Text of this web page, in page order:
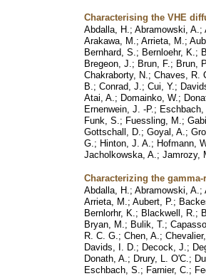
Characterising the VHE
Abdalla, H. ; Abramowski, A. ;
Arakawa, M. ; Arrieta, M. ;
Bernhard, S. ; Bernloehr, K. ;
Bregeon, J. ; Brun, F. ; Brun,
Chakraborty, N. ; Chaves, R.
B. ; Conrad, J. ; Cui, Y. ;
Atai, A. ; Domainko, W. ;
Ernenwein, J. -P. ;
Funk, S. ; Fuessling, M. ;
Gottschall, D. ; Goyal, A. ;
G. ; Hinton, J. A. ; Hofmann,
Jacholkowska, A. ; Jamrozy,
Characterizing the
Abdalla, H. ; Abramowski, A. ;
Arrieta, M. ; Aubert, P. ;
Bernlorhr, K. ; Blackwell, R. ;
Bryan, M. ; Bulik, T. ;
R. C. G. ; Chen, A. ;
Davids, I. D. ; Decock, J. ;
Donath, A. ; Drury, L. O'C. ;
Eschbach, S. ; Farnier, C. ;